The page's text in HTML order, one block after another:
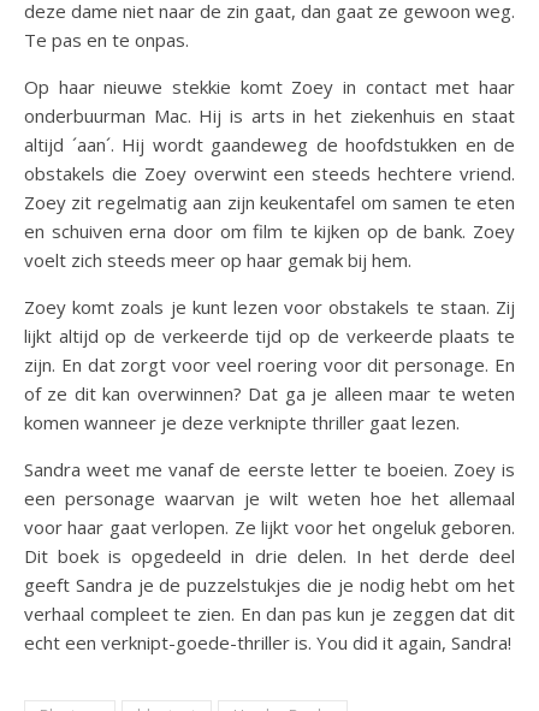
deze dame niet naar de zin gaat, dan gaat ze gewoon weg.
Te pas en te onpas.
Op haar nieuwe stekkie komt Zoey in contact met haar
onderbuurman Mac. Hij is arts in het ziekenhuis en staat
altijd ´aan´. Hij wordt gaandeweg de hoofdstukken en de
obstakels die Zoey overwint een steeds hechtere vriend.
Zoey zit regelmatig aan zijn keukentafel om samen te eten
en schuiven erna door om film te kijken op de bank. Zoey
voelt zich steeds meer op haar gemak bij hem.
Zoey komt zoals je kunt lezen voor obstakels te staan. Zij
lijkt altijd op de verkeerde tijd op de verkeerde plaats te
zijn. En dat zorgt voor veel roering voor dit personage. En
of ze dit kan overwinnen? Dat ga je alleen maar te weten
komen wanneer je deze verknipte thriller gaat lezen.
Sandra weet me vanaf de eerste letter te boeien. Zoey is
een personage waarvan je wilt weten hoe het allemaal
voor haar gaat verlopen. Ze lijkt voor het ongeluk geboren.
Dit boek is opgedeeld in drie delen. In het derde deel
geeft Sandra je de puzzelstukjes die je nodig hebt om het
verhaal compleet te zien. En dan pas kun je zeggen dat dit
echt een verknipt-goede-thriller is. You did it again, Sandra!